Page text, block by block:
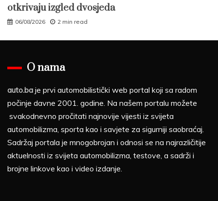
otkrivaju izgled dvosjeda
06/08/2026 2 min read
O nama
auto.ba je prvi automobilistički web portal koji sa radom
počinje davne 2001. godine. Na našem portalu možete
svakodnevno pročitati najnovije vijesti iz svijeta
automobilizma, sporta kao i savjete za sigurniji saobraćaj.
Sadržaj portala je mnogobrojan i odnosi se na najrazličitije
aktuelnosti iz svijeta automobilizma, testove, a sadrži i
brojne linkove kao i video izdanje.